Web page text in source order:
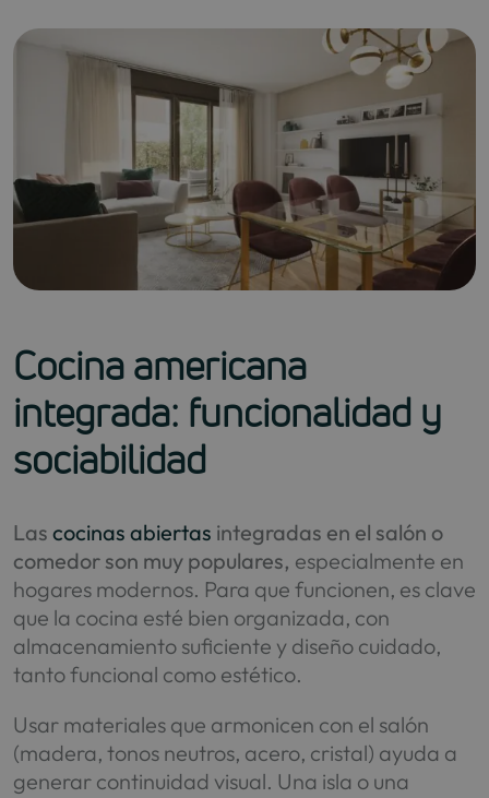
Cocina americana
integrada: funcionalidad y
sociabilidad
Las cocinas abiertas integradas en el salón o
comedor son muy populares, especialmente en
hogares modernos. Para que funcionen, es clave
que la cocina esté bien organizada, con
almacenamiento suficiente y diseño cuidado,
tanto funcional como estético.
Usar materiales que armonicen con el salón
(madera, tonos neutros, acero, cristal) ayuda a
generar continuidad visual. Una isla o una